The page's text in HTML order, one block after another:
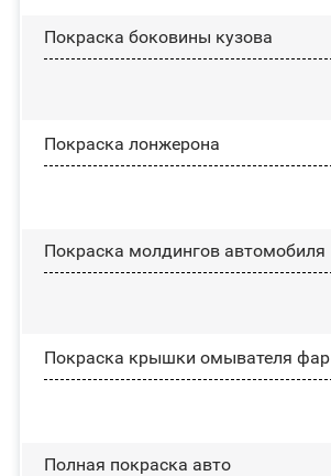
Покраска боковины кузова
Покраска лонжерона
Покраска молдингов автомобиля
Покраска крышки омывателя фар
Полная покраска авто